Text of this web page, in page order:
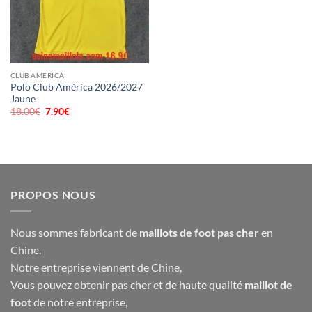
CLUB AMÉRICA
Polo Club América 2026/2027
Jaune
18.00€ Le
7.90€Le
PROPOS NOUS
Nous sommes fabricant de maillots de foot pas cher en
Chine.
Notre entreprise viennent de Chine,
Vous pouvez obtenir pas cher et de haute qualité maillot de
footde notre entreprise,